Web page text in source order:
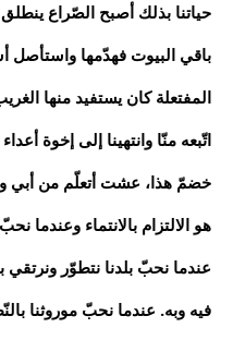
حياتنا بذلك أصبح الصّراع
باقي البيوت فهدّمها واستأصل
المفتعلة كان يستفيد منها
اتّبعه منّا وانتهينا إلى إخوة
خضمّ هذا، عشت أتعلّم من أبي
هو الالتزام بالانتماء وعندما
عندما نحبّ بلدنا نتطوّر ونرتقي
فيه وبه. عندما نحبّ موروثنا